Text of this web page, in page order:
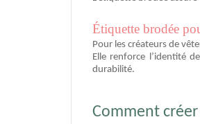
Étiquette brodée
Pour les créateurs de
Elle renforce l’identité
durabilité.
Comment